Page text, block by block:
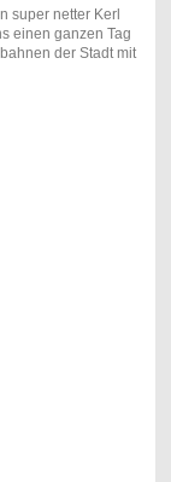
super netter Kerl
einen ganzen Tag
der Stadt mit